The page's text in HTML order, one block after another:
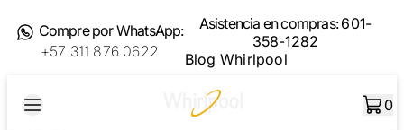
Compre por WhatsApp:
+57 311 876 0622
Asistencia en compras:601-
358-1282
Blog Whirlpool
0